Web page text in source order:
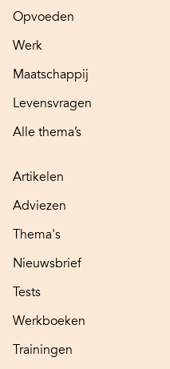
Opvoeden
Werk
Maatschappij
Levensvragen
Alle thema’s
Artikelen
Adviezen
Thema's
Nieuwsbrief
Tests
Werkboeken
Trainingen